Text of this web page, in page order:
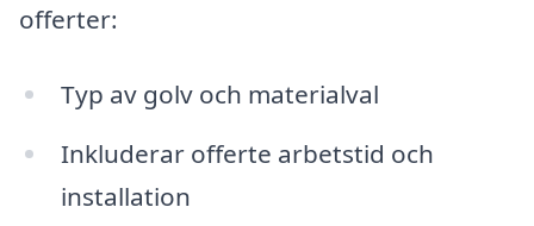
offerter:
Typ av golv och materialval
Inkluderar offerte arbetstid och
installation